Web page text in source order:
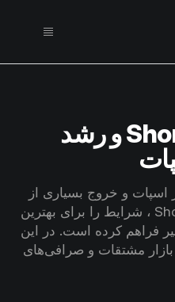
شکار معاملات Short و رشد
اسپات و خروج بسیاری از
معامله‌گران از پوزیشن‌های Short ، شرایط را برای بهترین
فراهم کرده است. در این
مشتقات و صرافی‌های